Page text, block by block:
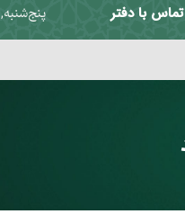
تماس با دفتر پنج‌شنبه, 6 آگوست , 2026